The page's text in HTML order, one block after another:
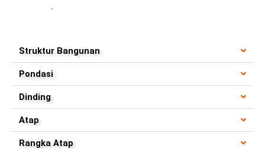
Struktur Bangunan
Pondasi
Dinding
Atap
Rangka Atap